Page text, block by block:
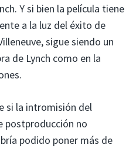
Y si bien la película tiene
a la luz del éxito de
sigue siendo un
de Lynch como en la
si la intromisión del
postproducción no
podido poner más de